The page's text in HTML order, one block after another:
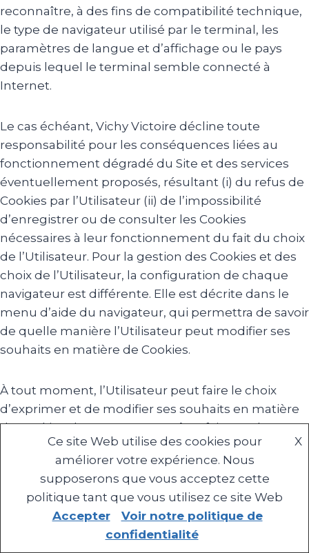
reconnaître, à des fins de compatibilité technique,
le type de navigateur utilisé par le terminal, les
paramètres de langue et d’affichage ou le pays
depuis lequel le terminal semble connecté à
Internet.
Le cas échéant, Vichy Victoire décline toute
responsabilité pour les conséquences liées au
fonctionnement dégradé du Site et des services
éventuellement proposés, résultant (i) du refus de
Cookies par l’Utilisateur (ii) de l’impossibilité
d’enregistrer ou de consulter les Cookies
nécessaires à leur fonctionnement du fait du choix
de l’Utilisateur. Pour la gestion des Cookies et des
choix de l’Utilisateur, la configuration de chaque
navigateur est différente. Elle est décrite dans le
menu d’aide du navigateur, qui permettra de savoir
de quelle manière l’Utilisateur peut modifier ses
souhaits en matière de Cookies.
À tout moment, l’Utilisateur peut faire le choix
d’exprimer et de modifier ses souhaits en matière
de Cookies. Il pourra en outre être fait appel aux
services de prestataires externes pour l’aider à
recueillir et traiter les informations décrites dans
cette section.
Enfin, en cliquant sur les icônes dédiées aux
réseaux sociaux Twitter, Facebook, Linkedin et
Ce site Web utilise des cookies pour
améliorer votre expérience. Nous
supposerons que vous acceptez cette
politique tant que vous utilisez ce site Web
X
Accepter
Voir notre politique de
confidentialité